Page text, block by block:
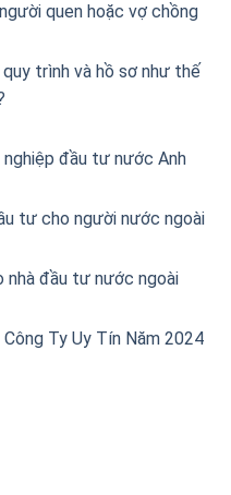
quen hoặc vợ chồng
trình và hồ sơ như thế
đầu tư nước Anh
tư cho người nước ngoài
nhà đầu tư nước ngoài
Ty Uy Tín Năm 2024